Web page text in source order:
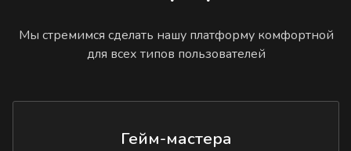
Мы стремимся сделать нашу платформу комфортной
для всех типов пользователей
Гейм-мастера